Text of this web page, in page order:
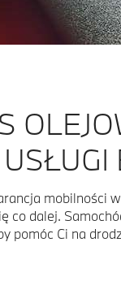
mobilności
co dalej.
pomóc Ci na